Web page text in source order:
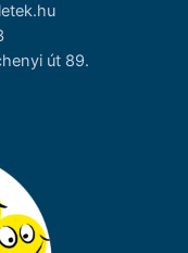
út 89.